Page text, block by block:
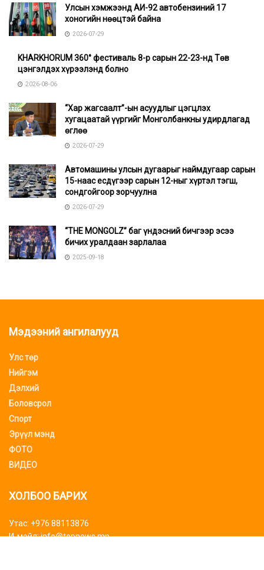
Улсын хэмжээнд АИ-92 автобензиний 17
хоногийн нөөцтэй байна
2026-07-29
KHARKHORUM 360° фестиваль 8-р сарын 22-23-нд Төв
цэнгэлдэх хүрээлэнд болно
2026-08-06
“Хар жагсаалт”-ын асуудлыг цэгцлэх
хугацаатай үүргийг Монголбанкны удирдлагад
өглөө
2026-07-29
Автомашины улсын дугаарыг наймдугаар сарын
15-наас есдүгээр сарын 12-ныг хүртэл тэгш,
сондгойгоор зорчуулна
2026-07-29
“THE MONGOLZ” баг үндэсний бичгээр эсээ
бичих уралдаан зарлалаа
2025-09-18
Мэдээний ангилалууд
Улс төр
Нийгэм
Дэлхий
Боловсрол
Спорт
Эрүүл мэнд
ФОТО
ВИДЕО
ХОЛБОО БАРИХ
Утас: +976 88113876
И-мэйл: info@topnews.mn